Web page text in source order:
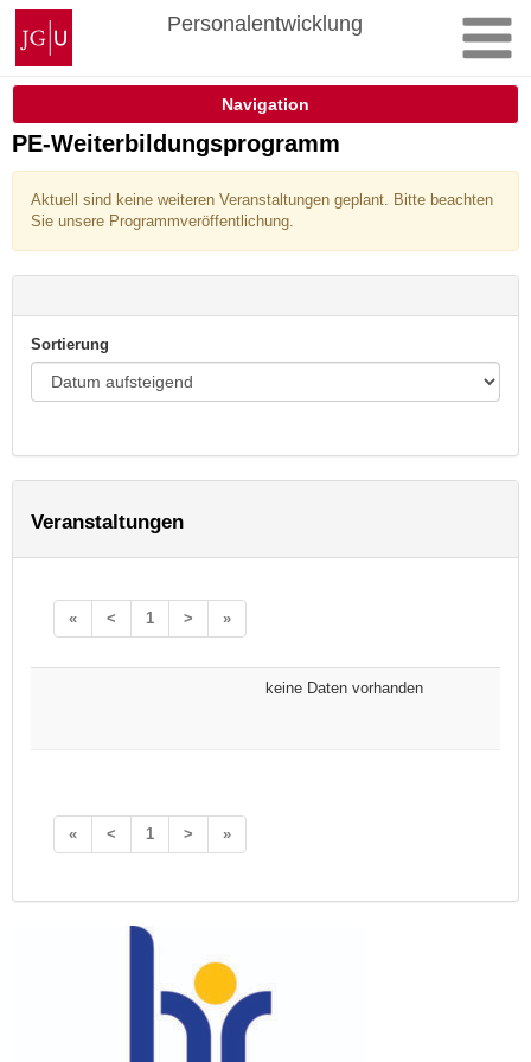
Zum
Inhalt
springen
Johannes
Gutenberg-
Universität
Personalentwicklung
Navigation
PE-Weiterbildungsprogramm
Aktuell sind keine weiteren Veranstaltungen geplant. Bitte beachten
Sie unsere Programmveröffentlichung.
Sortierung
Veranstaltungen
« < 1 > »
keine Daten vorhanden
« < 1 > »